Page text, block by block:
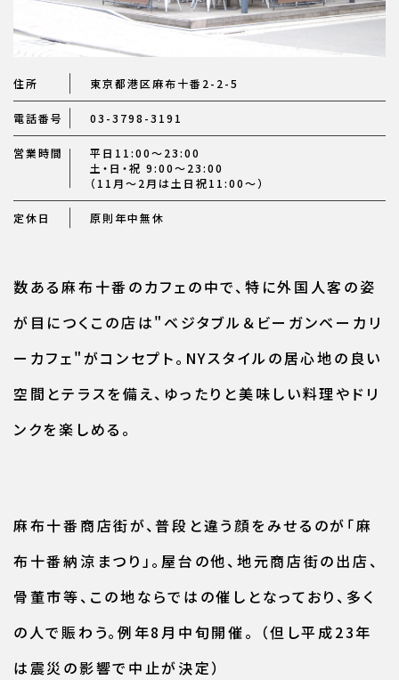
住所 東京都港区麻布十番2-2-5
電話番号 03-3798-3191
営業時間
平日11:00～23:00
土・日・祝 9:00～23:00
（11月～2月は土日祝11:00～）
定休日 原則年中無休
数ある麻布十番のカフェの中で、特に外国人客の姿
が目につくこの店は"ベジタブル＆ビーガンベーカリ
ーカフェ"がコンセプト。NYスタイルの居心地の良い
空間とテラスを備え、ゆったりと美味しい料理やドリ
ンクを楽しめる。
麻布十番商店街が、普段と違う顔をみせるのが「麻
布十番納涼まつり」。屋台の他、地元商店街の出店、
骨董市等、この地ならではの催しとなっており、多く
の人で賑わう。例年8月中旬開催。 （但し平成23年
は震災の影響で中止が決定）